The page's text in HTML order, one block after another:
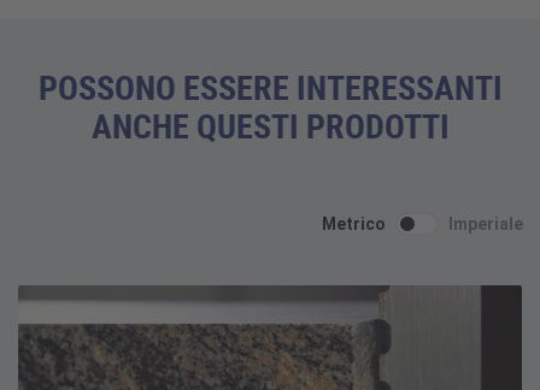
POSSONO ESSERE INTERESSANTI
ANCHE QUESTI PRODOTTI
Metrico Imperiale